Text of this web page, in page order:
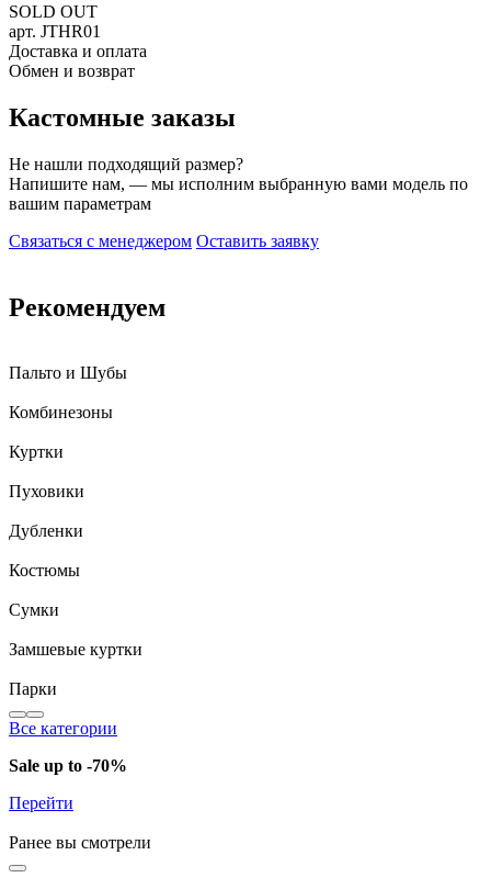
SOLD OUT
арт. JTHR01
Доставка и оплата
Обмен и возврат
Кастомные заказы
Не нашли подходящий размер?
Напишите нам, — мы исполним выбранную вами модель по
вашим параметрам
Связаться с менеджером Оставить заявку
Рекомендуем
Пальто и Шубы
Комбинезоны
Куртки
Пуховики
Дубленки
Костюмы
Сумки
Замшевые куртки
Парки
Все категории
Sale up to -70%
Перейти
Ранее вы смотрели